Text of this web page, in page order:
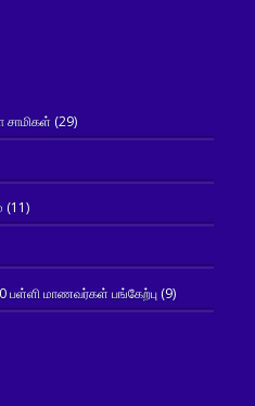
(29)
(11)
பள்ளி மாணவர்கள் பங்கேற்பு(9)